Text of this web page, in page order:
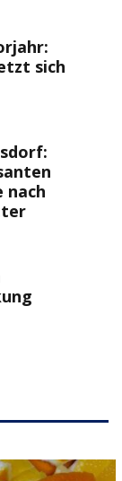
sich
nach